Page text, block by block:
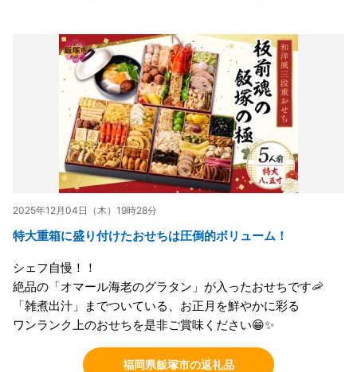
2025年12月04日（木）19時28分
特大重箱に盛り付けたおせちは圧倒的ボリューム！
シェフ自慢！！
絶品の「オマール海老のグラタン」が入ったおせちです🦐
「雑煮出汁」までついている、お正月を鮮やかに彩る
ワンランク上のおせちを是非ご賞味ください😁✨
福岡県飯塚市の返礼品